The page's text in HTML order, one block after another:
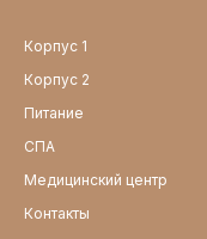
Корпус 1
Корпус 2
Питание
СПА
Медицинский центр
Контакты